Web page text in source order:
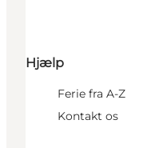
Hjælp
Ferie fra A-Z
Kontakt os